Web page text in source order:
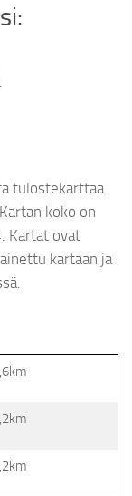
tulostekarttaa.
koko on
Kartat ovat
kartaan ja